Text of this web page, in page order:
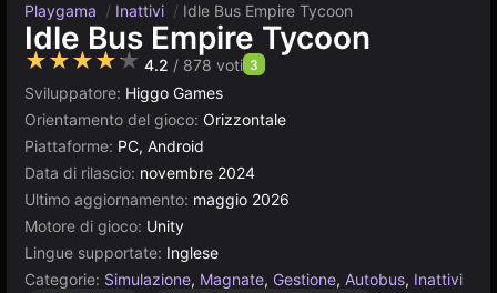
Playgama / Inattivi / Idle Bus Empire Tycoon
Idle Bus Empire Tycoon
★★★★★ 4.2 / 878 voti 3
Sviluppatore: Higgo Games
Orientamento del gioco: Orizzontale
Piattaforme: PC, Android
Data di rilascio: novembre 2024
Ultimo aggiornamento: maggio 2026
Motore di gioco: Unity
Lingue supportate: Inglese
Categorie: Simulazione, Magnate, Gestione, Autobus, Inattivi